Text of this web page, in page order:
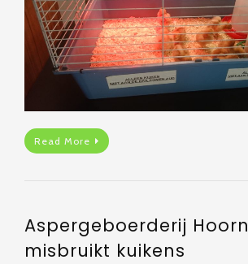
Read More
Aspergeboerderij Hoorn
misbruikt kuikens